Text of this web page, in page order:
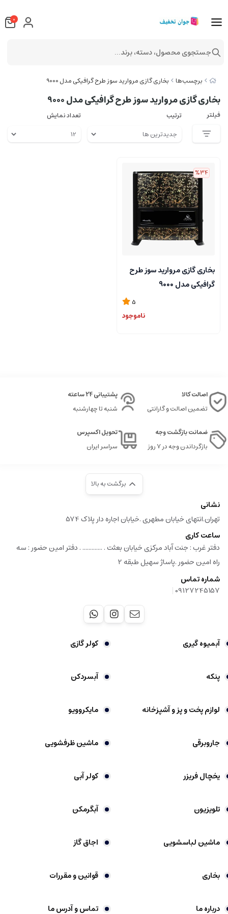
برچسب‌ها بخاری گازی مروارید سوز طرح گرافیکی مدل 9000
بخاری گازی مروارید سوز طرح گرافیکی مدل 9000
فیلتر ترتیب تعداد نمایش
%34
بخاری گازی مروارید سوز طرح
گرافیکی مدل 9000
5
ناموجود
اصالت کالا
تضمین اصالت و گارانتی
پشتیبانی 24 ساعته
شنبه تا چهارشنبه
ضمانت بازگشت وجه
بازگرداندن وجه در ۷ روز
تحویل اکسپرس
سراسر ایران
برگشت به بالا
نشانی
تهران.انتهای خیابان مطهری .خیابان اجاره دار پلاک 574
ساعت کاری
دفتر غرب : جنت آباد مرکزی خیابان بعثت . ............. . دفتر امین حضور : سه
راه امین حضور .پاساژ سهیل طبقه 2
شماره تماس
09127245157
|
آبمیوه گیری کولر گازی
پنکه آبسردکن
لوازم پخت و پز و آشپزخانه مایکروویو
جاروبرقی ماشین ظرفشویی
یخچال فریزر کولر آبی
تلویزیون آبگرمکن
ماشین لباسشویی اجاق گاز
بخاری قوانین و مقررات
درباره ما تماس و آدرس ما
0
جستجوی محصول، دسته، برند...